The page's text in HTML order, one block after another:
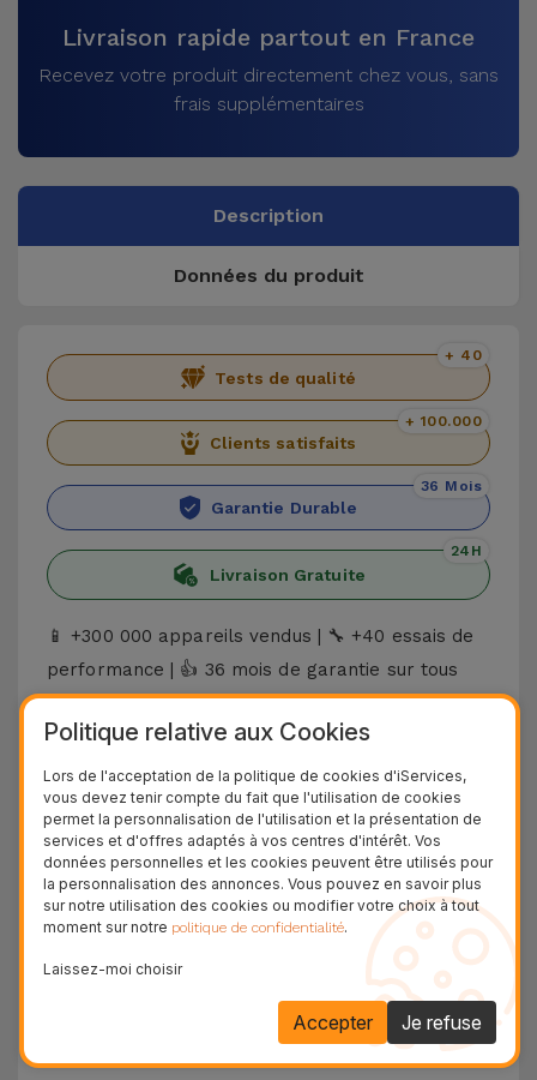
Livraison rapide partout en France
Recevez votre produit directement chez vous, sans
frais supplémentaires
Description
Données du produit
Tests de qualité
+ 40
Clients satisfaits
+ 100.000
Garantie Durable
36 Mois
Livraison Gratuite
24H
📱 +300 000 appareils vendus | 🔧 +40 essais de
performance | 👍 36 mois de garantie sur tous
les Reconditionnés
Découvrez l'iPhone SE 2022
L'iPhone SE 2022a été le premier smartphone
de l'année lancé par Apple. Il représente un
nouveau retour à l'esthétique de l'iPhone 8, avec
des lignes courbes, des cadres, unécran de 4,7
pouces et un bouton d'accueil avec Touch ID .
C'est l'iPhone idéal pour ceux qui recherchent
l'un des meilleurs modèles de la marque, dans
un format compact et un design rétro à un prix
abordable. Lacaméra arrière de 12 MPoffre de
Politique relative aux Cookies
Lors de l'acceptation de la politique de cookies d'iServices,
vous devez tenir compte du fait que l'utilisation de cookies
permet la personnalisation de l'utilisation et la présentation de
services et d'offres adaptés à vos centres d'intérêt. Vos
données personnelles et les cookies peuvent être utilisés pour
la personnalisation des annonces. Vous pouvez en savoir plus
sur notre utilisation des cookies ou modifier votre choix à tout
moment sur notre politique de confidentialité.
Laissez-moi choisir
Je refuse
Accepter